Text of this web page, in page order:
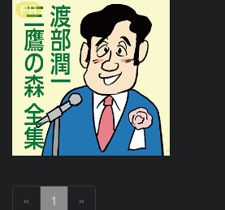
PR
« 1 »